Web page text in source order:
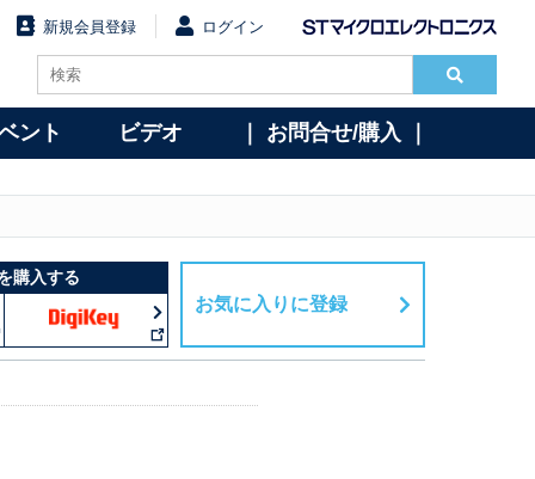
新規会員登録 ログイン
ント ビデオ ｜ お問合せ/購入 ｜
購入する
お気に入りに登録